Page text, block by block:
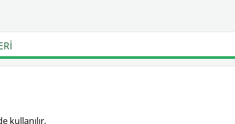
kullanılır.